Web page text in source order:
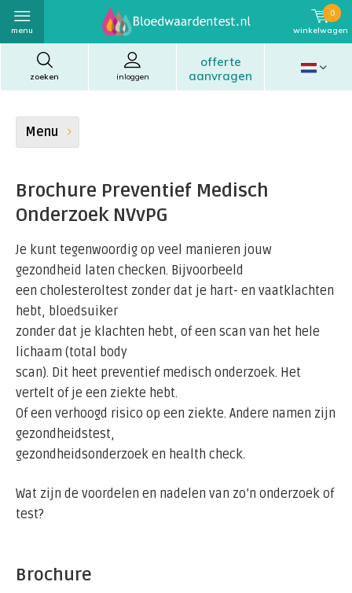
zoeken
offerte
aanvragen
inloggen
menu winkelwagen
0
Menu
Brochure Preventief Medisch
Onderzoek NVvPG
Je kunt tegenwoordig op veel manieren jouw
gezondheid laten checken. Bijvoorbeeld
een cholesteroltest zonder dat je hart- en vaatklachten
hebt, bloedsuiker
zonder dat je klachten hebt, of een scan van het hele
lichaam (total body
scan). Dit heet preventief medisch onderzoek. Het
vertelt of je een ziekte hebt.
Of een verhoogd risico op een ziekte. Andere namen zijn
gezondheidstest,
gezondheidsonderzoek en health check.
Wat zijn de voordelen en nadelen van zo’n onderzoek of
test?
Brochure